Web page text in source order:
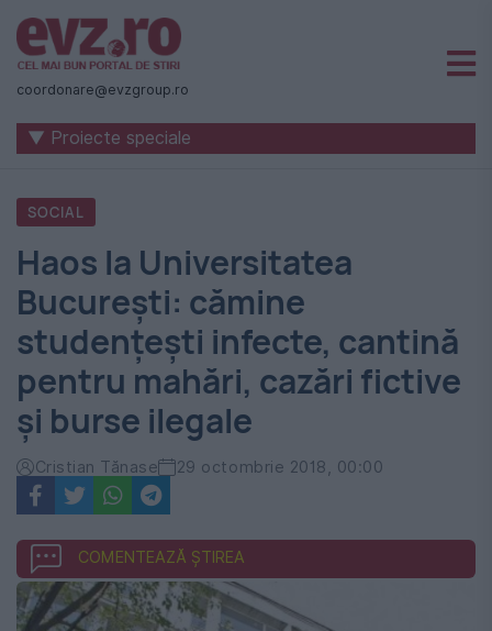
Știri
naționale
internaționale
România
-
Evenimentul
Zilei
coordonare@evzgroup.ro
▼ Proiecte speciale
SOCIAL
Haos la Universitatea
București: cămine
studenţeşti infecte, cantină
pentru mahări, cazări fictive
şi burse ilegale
Cristian Tănase 29 octombrie 2018, 00:00
COMENTEAZĂ ȘTIREA